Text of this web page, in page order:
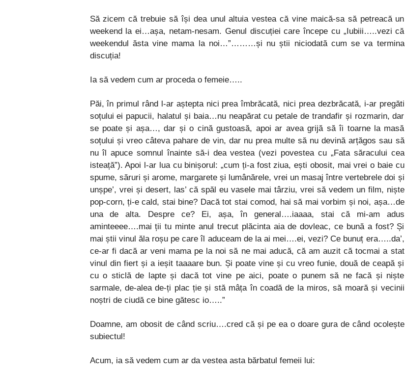
Să zicem că trebuie să își dea unul altuia vestea că vine maică-sa să petreacă un
weekend la ei…așa, netam-nesam. Genul discuției care începe cu „Iubiii…..vezi că
weekendul ăsta vine mama la noi…”………și nu știi niciodată cum se va termina
discuția!
Ia să vedem cum ar proceda o femeie…..
Păi, în primul rând l-ar aștepta nici prea îmbrăcată, nici prea dezbrăcată, i-ar pregăti
soțului ei papucii, halatul și baia…nu neapărat cu petale de trandafir și rozmarin, dar
se poate și așa…, dar și o cină gustoasă, apoi ar avea grijă să îi toarne la masă
soțului și vreo câteva pahare de vin, dar nu prea multe să nu devină arțăgos sau să
nu îl apuce somnul înainte să-i dea vestea (vezi povestea cu „Fata săracului cea
isteață”). Apoi l-ar lua cu binișorul: „cum ți-a fost ziua, ești obosit, mai vrei o baie cu
spume, săruri și arome, margarete și lumânărele, vrei un masaj între vertebrele doi și
unșpe’, vrei și desert, las’ că spăl eu vasele mai târziu, vrei să vedem un film, niște
pop-corn, ți-e cald, stai bine? Dacă tot stai comod, hai să mai vorbim și noi, așa…de
una de alta. Despre ce? Ei, așa, în general….iaaaa, stai că mi-am adus
aminteeee….mai ții tu minte anul trecut plăcinta aia de dovleac, ce bună a fost? Și
mai știi vinul ăla roșu pe care îl aduceam de la ai mei….ei, vezi? Ce bunuț era…..da’,
ce-ar fi dacă ar veni mama pe la noi să ne mai aducă, că am auzit că tocmai a stat
vinul din fiert și a ieșit taaaare bun. Și poate vine și cu vreo funie, două de ceapă și
cu o sticlă de lapte și dacă tot vine pe aici, poate o punem să ne facă și niște
sarmale, de-alea de-ți plac ție și stă mâța în coadă de la miros, să moară și vecinii
noștri de ciudă ce bine gătesc io…..”
Doamne, am obosit de când scriu….cred că și pe ea o doare gura de când ocolește
subiectul!
Acum, ia să vedem cum ar da vestea asta bărbatul femeii lui: